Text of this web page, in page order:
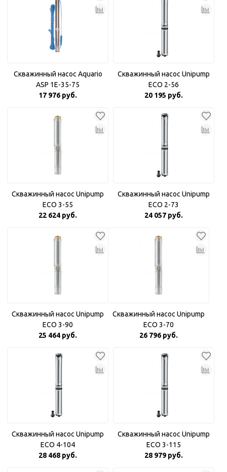
Скважинный насос Aquario
ASP 1E-35-75
17 976 руб.
Скважинный насос Unipump
ECO 2-56
20 195 руб.
Скважинный насос Unipump
ECO 3-55
22 624 руб.
Скважинный насос Unipump
ECO 2-73
24 057 руб.
Скважинный насос Unipump
ECO 3-90
25 464 руб.
Скважинный насос Unipump
ECO 3-70
26 796 руб.
Скважинный насос Unipump
ECO 4-104
28 468 руб.
Скважинный насос Unipump
ECO 3-115
28 979 руб.